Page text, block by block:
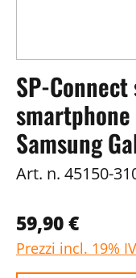
SP-
Samsung
Art. n. 45150-
59,90 €
Prezzi incl. 19%